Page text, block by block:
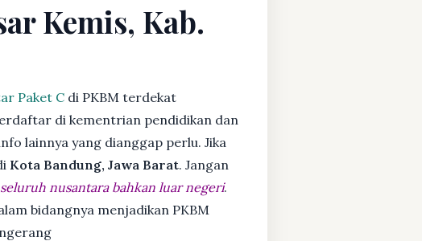
Kemis, Kab.
Paket C di PKBM terdekat
di kementrian pendidikan dan
lainnya yang dianggap perlu. Jika
Kota Bandung, Jawa Barat. Jangan
nusantara bahkan luar negeri.
bidangnya menjadikan PKBM